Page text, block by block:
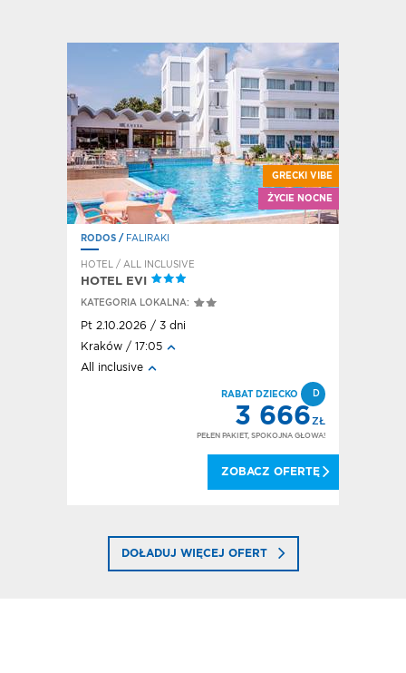
GRECKI VIBE
ŻYCIE NOCNE
RODOS / FALIRAKI
HOTEL / ALL INCLUSIVE
HOTEL EVI
KATEGORIA LOKALNA:
Pt 2.10.2026 / 3 dni
Kraków / 17:05
All inclusive
RABAT DZIECKO D
3 666ZŁ
PEŁEN PAKIET, SPOKOJNA GŁOWA!
ZOBACZ OFERTĘ
DOŁADUJ WIĘCEJ OFERT